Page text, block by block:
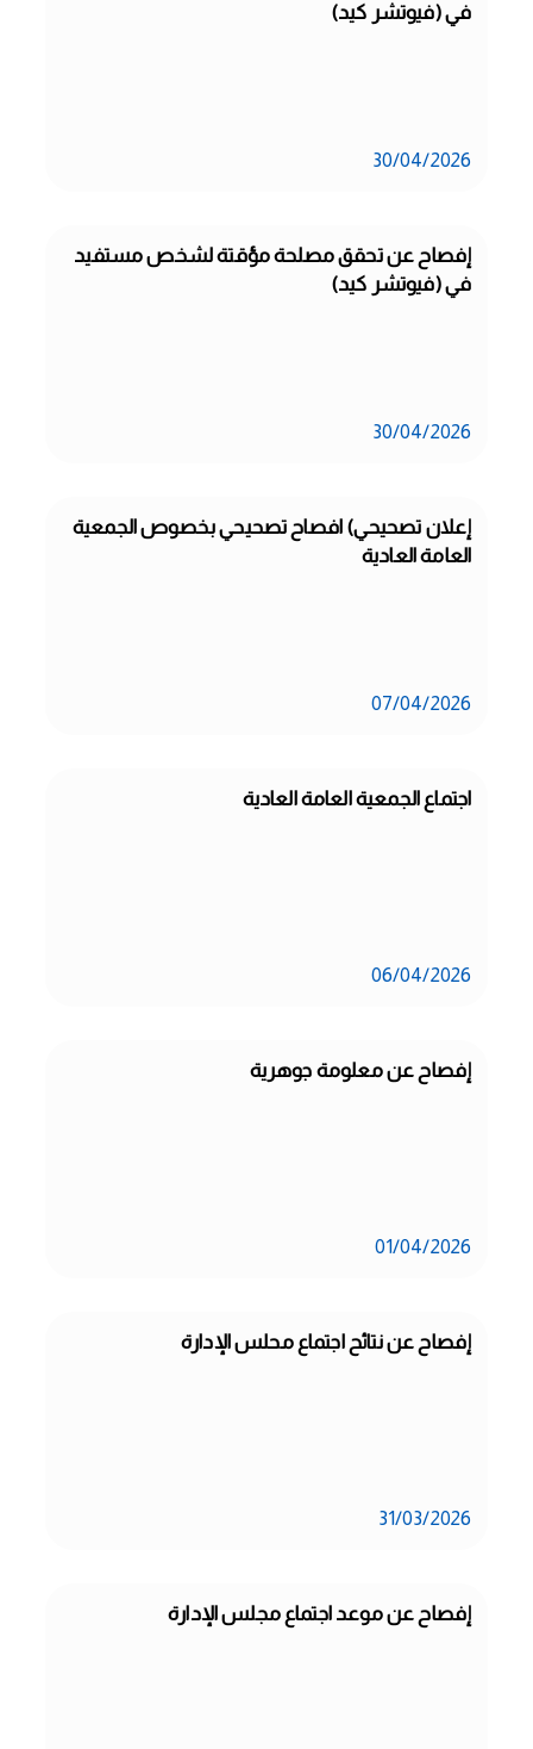
في (فيوتشر كيد)
30/04/2026
في (فيوتشر كيد)
30/04/2026
العامة العادية
07/04/2026
اجتماع الجمعية العامة العادية
06/04/2026
إفصاح عن معلومة جوهرية
01/04/2026
إفصاح عن نتائح اجتماع محلس الإدارة
31/03/2026
إفصاح عن موعد اجتماع مجلس الإدارة